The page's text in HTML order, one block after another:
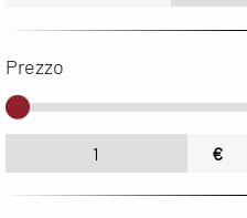
Prezzo
€